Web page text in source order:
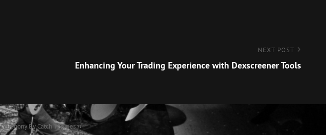
NEXT POST
Enhancing Your Trading Experience with Dexscreener Tools
|Euphony ByCatch Themes